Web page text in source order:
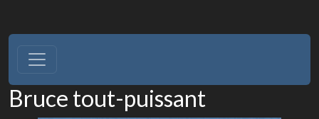
Bruce tout-puissant